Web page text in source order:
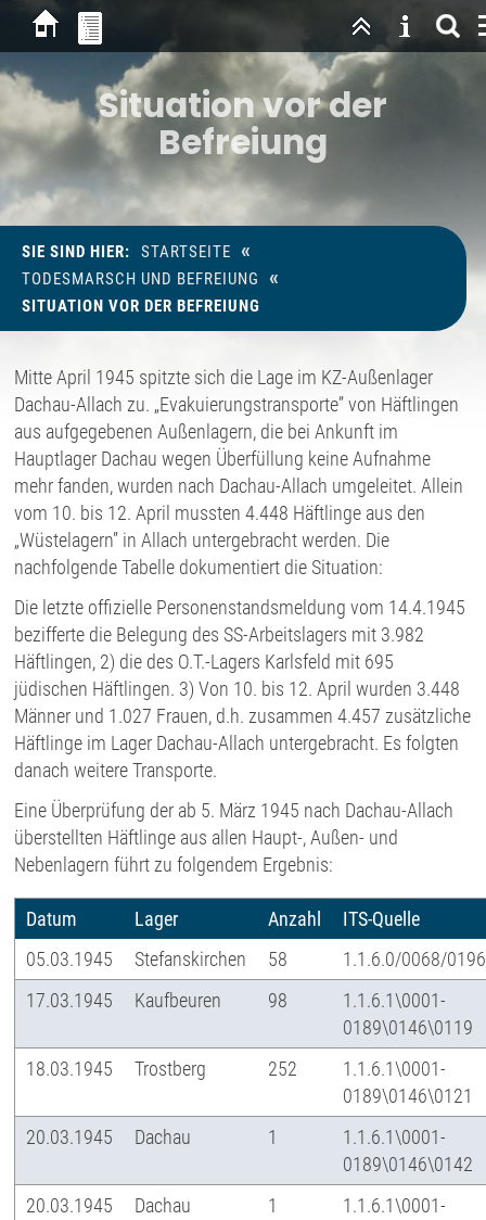
Situation vor der
Befreiung
SIE SIND HIER: STARTSEITE «
TODESMARSCH UND BEFREIUNG «
SITUATION VOR DER BEFREIUNG
Mitte April 1945 spitzte sich die Lage im KZ-Außenlager
Dachau-Allach zu. „Evakuierungstransporte” von Häftlingen
aus aufgegebenen Außenlagern, die bei Ankunft im
Hauptlager Dachau wegen Überfüllung keine Aufnahme
mehr fanden, wurden nach Dachau-Allach umgeleitet. Allein
vom 10. bis 12. April mussten 4.448 Häftlinge aus den
„Wüstelagern” in Allach untergebracht werden. Die
nachfolgende Tabelle dokumentiert die Situation:
Die letzte offizielle Personenstandsmeldung vom 14.4.1945
bezifferte die Belegung des SS-Arbeitslagers mit 3.982
Häftlingen, 2) die des O.T.-Lagers Karlsfeld mit 695
jüdischen Häftlingen. 3) Von 10. bis 12. April wurden 3.448
Männer und 1.027 Frauen, d.h. zusammen 4.457 zusätzliche
Häftlinge im Lager Dachau-Allach untergebracht. Es folgten
danach weitere Transporte.
Eine Überprüfung der ab 5. März 1945 nach Dachau-Allach
überstellten Häftlinge aus allen Haupt-, Außen- und
Nebenlagern führt zu folgendem Ergebnis:
Datum Lager Anzahl
ITS-Quelle
05.03.1945
Stefanskirchen 58
1.1.6.0/0068/0196
17.03.1945
Kaufbeuren 98
1.1.6.1\0001-
0189\0146\0119
18.03.1945
Trostberg 252
1.1.6.1\0001-
0189\0146\0121
20.03.1945
Dachau 1
1.1.6.1\0001-
0189\0146\0142
20.03.1945
Dachau 1
1.1.6.1\0001-